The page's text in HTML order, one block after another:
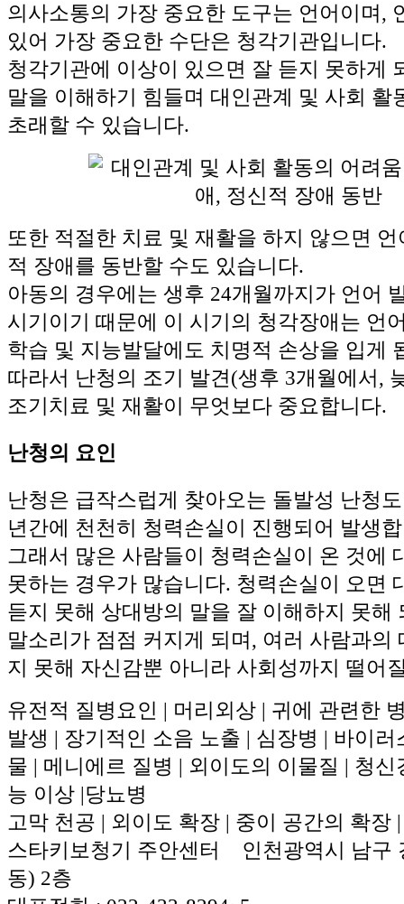
의사소통의 가장 중요한 도구는 언어이며,
있어 가장 중요한 수단은 청각기관입니다.
청각기관에 이상이 있으면 잘 듣지 못하게
말을 이해하기 힘들며 대인관계 및 사회 활
초래할 수 있습니다.
또한 적절한 치료 및 재활을 하지 않으면
적 장애를 동반할 수도 있습니다.
아동의 경우에는 생후 24개월까지가 언어
시기이기 때문에 이 시기의 청각장애는 언
학습 및 지능발달에도 치명적 손상을 입게
따라서 난청의 조기 발견(생후 3개월에서,
조기치료 및 재활이 무엇보다 중요합니다.
난청의 요인
난청은 급작스럽게 찾아오는 돌발성 난청
년간에 천천히 청력손실이 진행되어 발생
그래서 많은 사람들이 청력손실이 온 것에
못하는 경우가 많습니다. 청력손실이 오면
듣지 못해 상대방의 말을 잘 이해하지 못해
말소리가 점점 커지게 되며, 여러 사람과의
지 못해 자신감뿐 아니라 사회성까지 떨어
유전적 질병요인 | 머리외상 | 귀에 관련한
발생 | 장기적인 소음 노출 | 심장병 | 바이
물 | 메니에르 질병 | 외이도의 이물질 | 청
능 이상 |당뇨병
고막 천공 | 외이도 확장 | 중이 공간의 확장
스타키보청기 주안센터 인천광역시 남구
동) 2층